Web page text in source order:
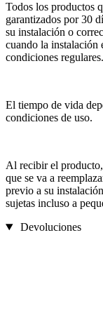
Todos los productos
garantizados por 30
su instalación o
cuando la instalación
condiciones regulares.
El tiempo de vida
condiciones de uso.
Al recibir el
que se va a
previo a su
sujetas incluso a
Devoluciones